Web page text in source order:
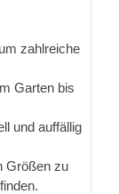
zahlreiche
Garten bis
und auffällig
Größen zu